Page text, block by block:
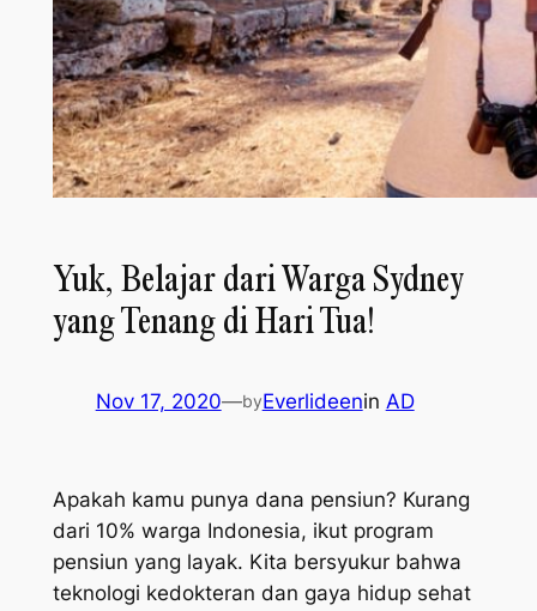
Yuk, Belajar dari Warga Sydney
yang Tenang di Hari Tua!
Nov 17, 2020—byEverlideenin AD
Apakah kamu punya dana pensiun? Kurang
dari 10% warga Indonesia, ikut program
pensiun yang layak. Kita bersyukur bahwa
teknologi kedokteran dan gaya hidup sehat